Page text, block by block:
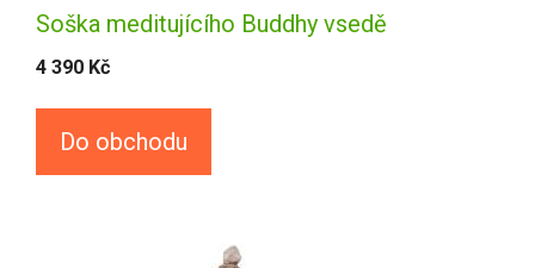
Soška meditujícího Buddhy vsedě
4 390 Kč
Do obchodu